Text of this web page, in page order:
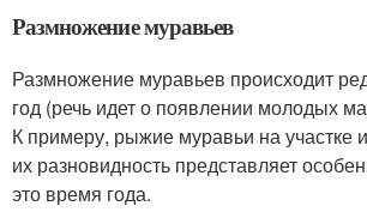
Размножение муравьев
Размножение муравьев происходит
год (речь идет о появлении молодых
К примеру, рыжие муравьи на участке
их разновидность представляет
это время года.